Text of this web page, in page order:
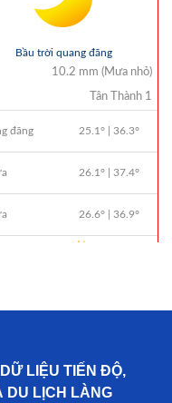
LIỆU TIẾN ĐỘ,
DU LỊCH LÀNG